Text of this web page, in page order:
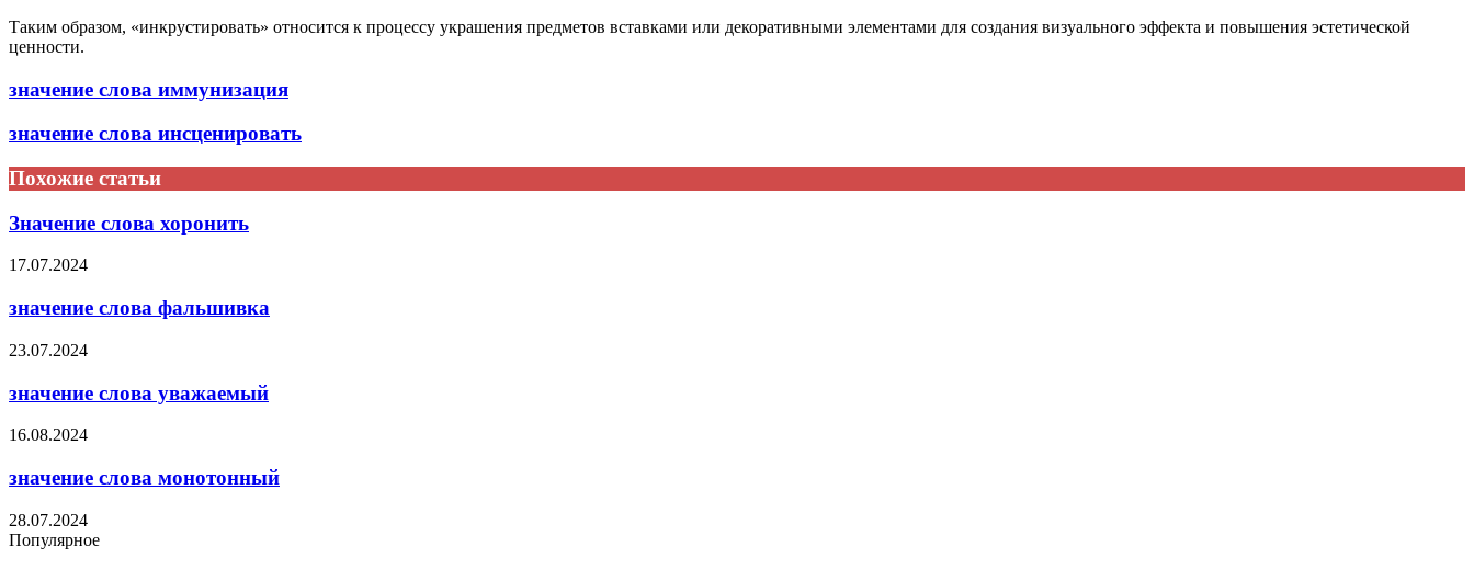
Таким образом, «инкрустировать» относится к процессу украшения предметов вставками или декоративными элементами для создания визуального эффекта и повышения эстетической
ценности.
значение слова иммунизация
значение слова инсценировать
Похожие статьи
Значение слова хоронить
17.07.2024
значение слова фальшивка
23.07.2024
значение слова уважаемый
16.08.2024
значение слова монотонный
28.07.2024
Популярное